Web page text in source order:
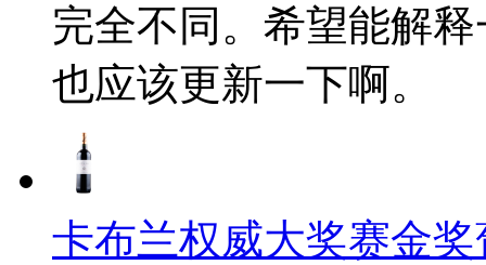
完全不同。希望能解
也应该更新一下啊。
卡布兰权威大奖赛金奖